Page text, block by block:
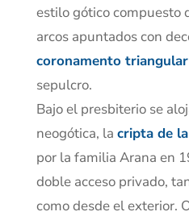
estilo gótico compuesto
arcos apuntados con
coronamento triangular
sepulcro.
Bajo el presbiterio se
neogótica, la cripta de
por la familia Arana en
doble acceso privado,
como desde el exterior.